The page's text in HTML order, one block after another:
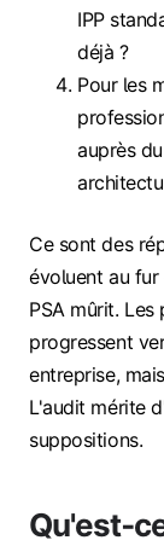
IPP
déjà ?
Pour les
auprès
Ce sont des
évoluent au
PSA mûrit.
progressent
entreprise,
L'audit mérite
suppositions.